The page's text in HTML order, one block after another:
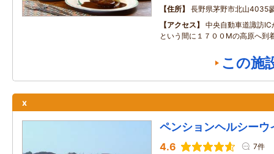
住所
長野県茅野市北山4035
アクセス
中央自動車道諏訪
という間に１７００Mの高原へ到
この施
x
ペンションヘルシーウ
4.6 7件